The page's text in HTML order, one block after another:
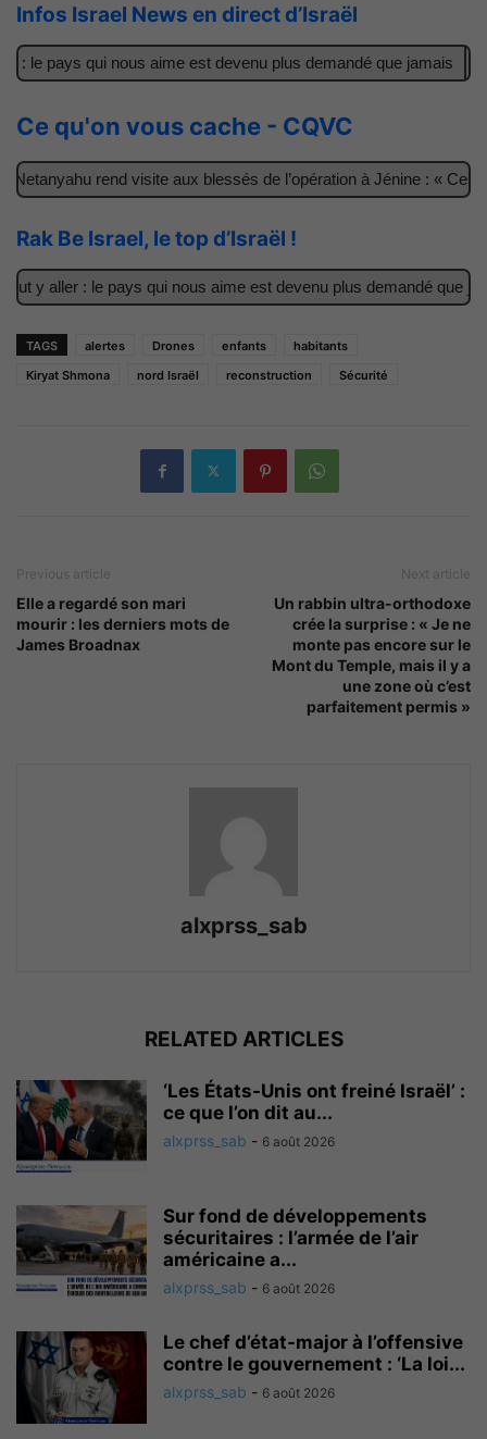
Infos Israel News en direct d’Israël
le pays qui nous aime est devenu plus demandé que jamais
Ce qu'on vous cache - CQVC
rend visite aux blessés de l’opération à Jénine : « Ces
Rak Be Israel, le top d’Israël !
y aller : le pays qui nous aime est devenu plus demandé que
TAGS alertes Drones enfants
habitants
Kiryat Shmona
nord Israël reconstruction Sécurité
Previous article
Elle a regardé son mari
mourir : les derniers mots de
James Broadnax
Next article
Un rabbin ultra-orthodoxe
crée la surprise : « Je ne
monte pas encore sur le
Mont du Temple, mais il y a
une zone où c’est
parfaitement permis »
alxprss_sab
RELATED ARTICLES
‘Les États-Unis ont freiné Israël’ :
ce que l’on dit au...
alxprss_sab - 6 août 2026
Sur fond de développements
sécuritaires : l’armée de l’air
américaine a...
alxprss_sab - 6 août 2026
Le chef d’état-major à l’offensive
contre le gouvernement : ‘La loi...
alxprss_sab - 6 août 2026